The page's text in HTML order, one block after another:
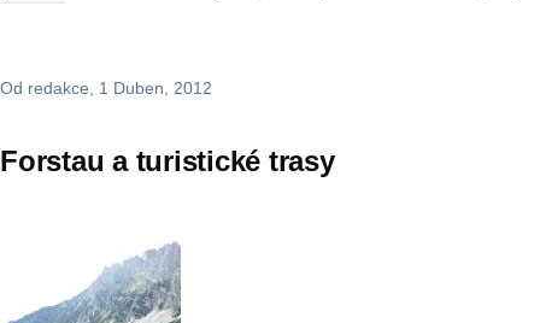
Od redakce, 1 Duben, 2012
Forstau a turistické trasy